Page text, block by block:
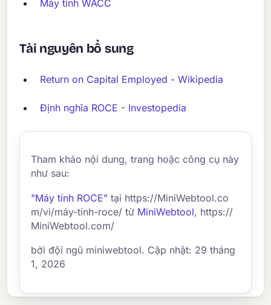
Máy tính WACC
Tài nguyên bổ sung
Return on Capital Employed - Wikipedia
Định nghĩa ROCE - Investopedia
Tham khảo nội dung, trang hoặc công cụ này
như sau:
"Máy tính ROCE" tại https://MiniWebtool.co
m/vi/máy-tính-roce/ từ MiniWebtool, https://
MiniWebtool.com/
bởi đội ngũ miniwebtool. Cập nhật: 29 tháng
1, 2026